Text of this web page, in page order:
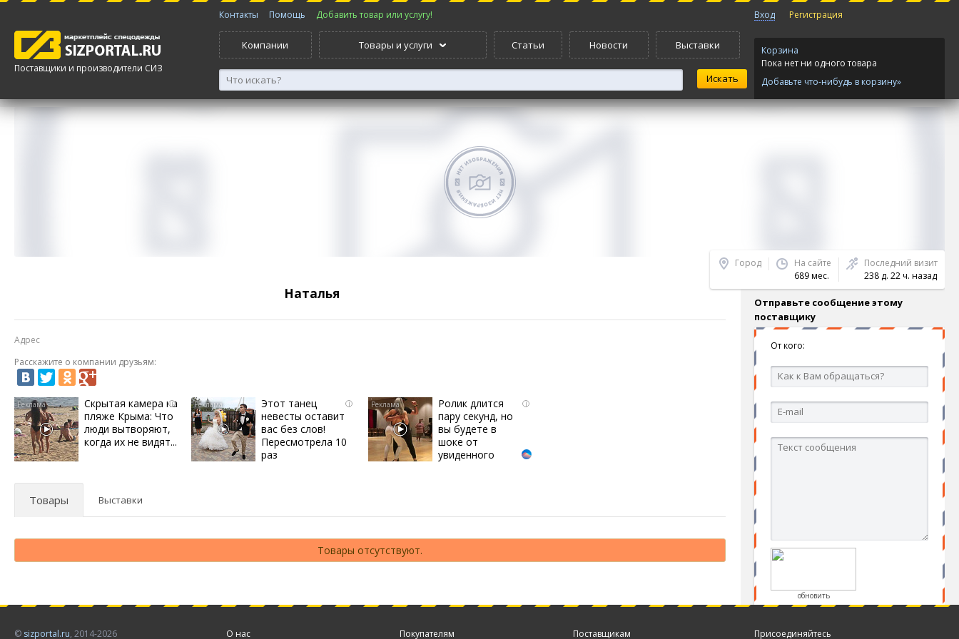
Поставщики и производители СИЗ
Контакты Помощь Добавить товар или услугу!
Компании Товары и услуги Статьи Новости Выставки
Вход Регистрация
Корзина
Пока нет ни одного товара
Добавьте что-нибудь в корзину»
Наталья
Город
На сайте
689 мес.
Последний визит
238 д. 22 ч. назад
Отправьте сообщение этому
поставщику
От кого:
обновить
Адрес
Расскажите о компании друзьям:
i
Скрытая камера на
пляже Крыма: Что
люди вытворяют,
когда их не видят...
i
Этот танец
невесты оставит
вас без слов!
Пересмотрела 10
раз
i
Ролик длится
пару секунд, но
вы будете в
шоке от
увиденного
Товары Выставки
Товары отсутствуют.
© sizportal.ru, 2014-2026 О нас Покупателям Поставщикам Присоединяйтесь